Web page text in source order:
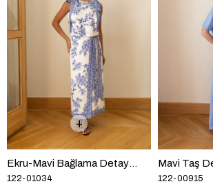
Ekru-Mavi Bağlama Detaylı Bluz Etek Desenli Takım
122-01034 122-00915